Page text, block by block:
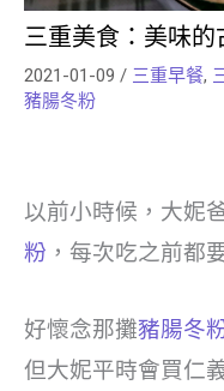
三重美食：美味
2021-01-09 / 三重早餐,
豬腸冬粉
以前小時候，大妮
粉 ，每次吃之前都
好懷念那攤豬腸冬
但大妮平時會買仁